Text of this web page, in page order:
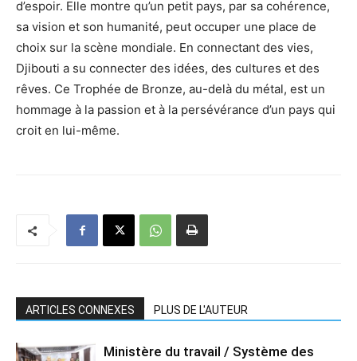
d’espoir. Elle montre qu’un petit pays, par sa cohérence,
sa vision et son humanité, peut occuper une place de
choix sur la scène mondiale. En connectant des vies,
Djibouti a su connecter des idées, des cultures et des
rêves. Ce Trophée de Bronze, au-delà du métal, est un
hommage à la passion et à la persévérance d’un pays qui
croit en lui-même.
ARTICLES CONNEXES PLUS DE L'AUTEUR
Ministère du travail / Système des